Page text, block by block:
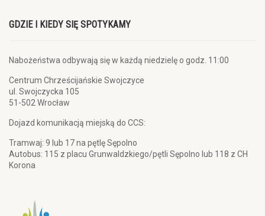
GDZIE I KIEDY SIĘ SPOTYKAMY
Nabożeństwa odbywają się w każdą niedzielę o godz. 11:00
Centrum Chrześcijańskie Swojczyce
ul. Swojczycka 105
51-502 Wrocław
Dojazd komunikacją miejską do CCS:
Tramwaj: 9 lub 17 na pętlę Sępolno
Autobus: 115 z placu Grunwaldzkiego/pętli Sępolno lub 118 z CH
Korona